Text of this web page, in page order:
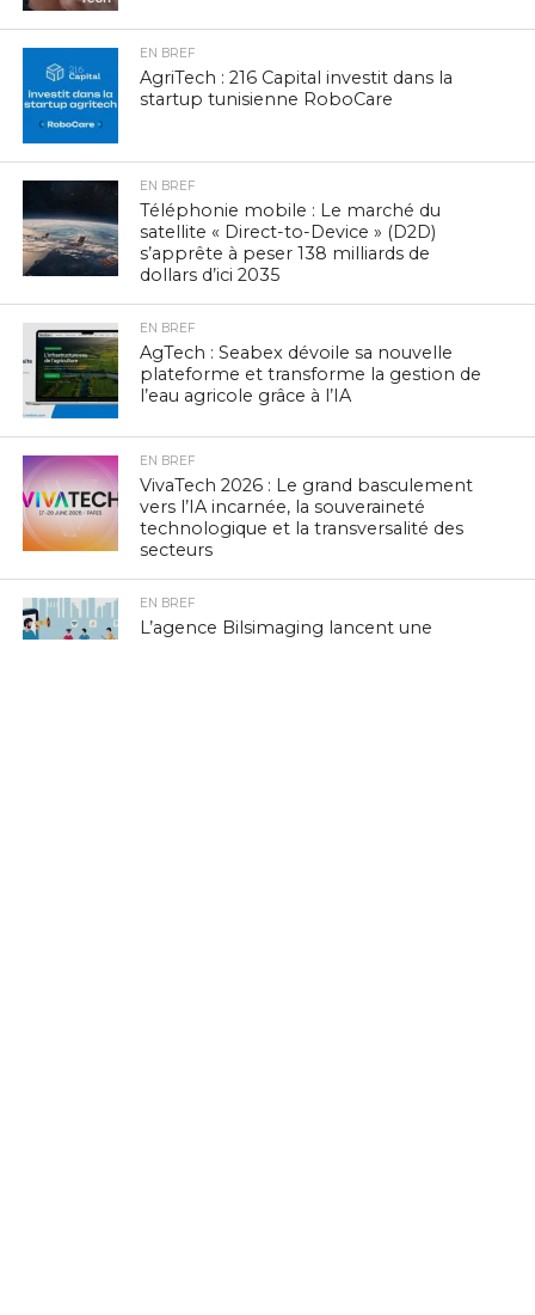
EN BREF
AgriTech : 216 Capital investit dans la
startup tunisienne RoboCare
EN BREF
Téléphonie mobile : Le marché du
satellite « Direct-to-Device » (D2D)
s’apprête à peser 138 milliards de
dollars d’ici 2035
EN BREF
AgTech : Seabex dévoile sa nouvelle
plateforme et transforme la gestion de
l’eau agricole grâce à l’IA
EN BREF
VivaTech 2026 : Le grand basculement
vers l’IA incarnée, la souveraineté
technologique et la transversalité des
secteurs
EN BREF
L’agence Bilsimaging lancent une